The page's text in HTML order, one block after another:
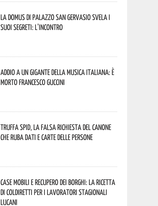
La Domus di Palazzo San Gervasio svela i
suoi segreti: l’incontro
Addio a un gigante della musica italiana: è
morto Francesco Guccini
Truffa Spid, la falsa richiesta del canone
che ruba dati e carte delle persone
Case mobili e recupero dei borghi: la ricetta
di Coldiretti per i lavoratori stagionali
lucani